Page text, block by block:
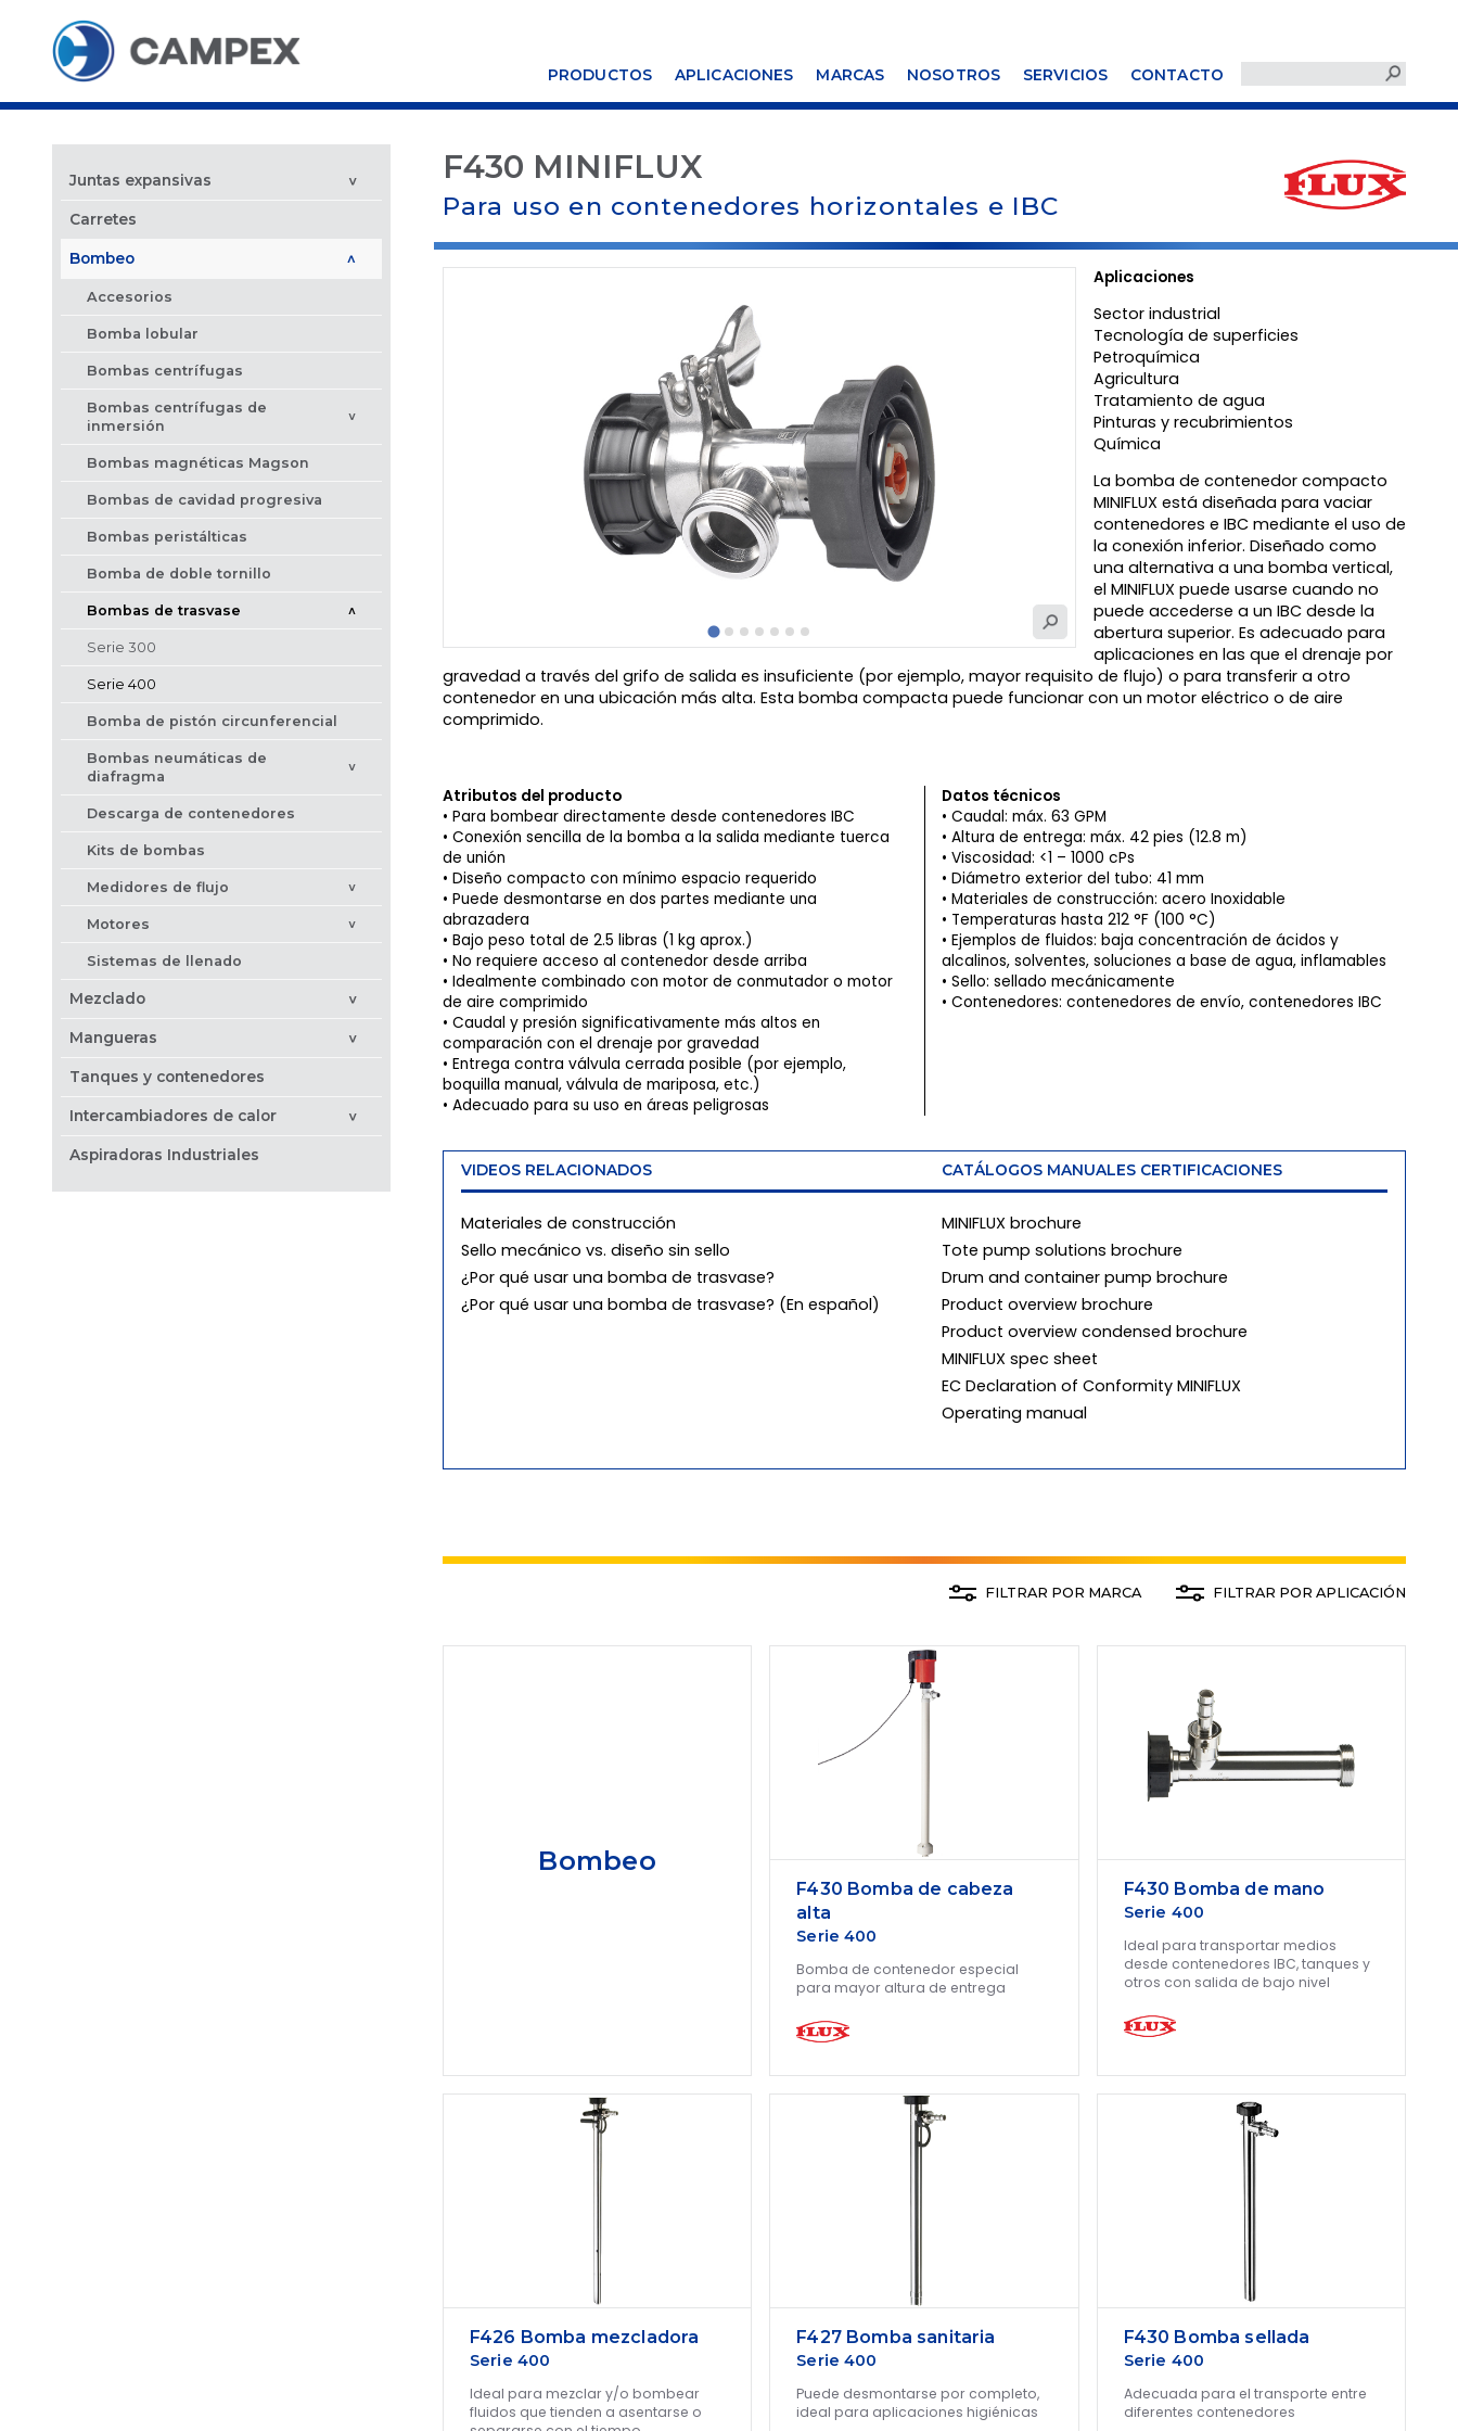
PRODUCTOS APLICACIONES MARCAS NOSOTROS SERVICIOS CONTACTO
Juntas expansivas >
Carretes
Bombeo >
Accesorios
Bomba lobular
Bombas centrífugas
Bombas centrífugas de
inmersión
>
Bombas magnéticas Magson
Bombas de cavidad progresiva
Bombas peristálticas
Bomba de doble tornillo
Bombas de trasvase >
Serie 300
Serie 400
Bomba de pistón circunferencial
Bombas neumáticas de
diafragma
>
Descarga de contenedores
Kits de bombas
Medidores de flujo >
Motores >
Sistemas de llenado
Mezclado >
Mangueras >
Tanques y contenedores
Intercambiadores de calor >
Aspiradoras Industriales
F430 MINIFLUX
Para uso en contenedores horizontales e IBC
Aplicaciones
Sector industrial
Tecnología de superficies
Petroquímica
Agricultura
Tratamiento de agua
Pinturas y recubrimientos
Química
La bomba de contenedor compacto
MINIFLUX está diseñada para vaciar
contenedores e IBC mediante el uso de
la conexión inferior. Diseñado como
una alternativa a una bomba vertical,
el MINIFLUX puede usarse cuando no
puede accederse a un IBC desde la
abertura superior. Es adecuado para
aplicaciones en las que el drenaje por
gravedad a través del grifo de salida es insuficiente (por ejemplo, mayor requisito de flujo) o para transferir a otro
contenedor en una ubicación más alta. Esta bomba compacta puede funcionar con un motor eléctrico o de aire
comprimido.
Atributos del producto
Para bombear directamente desde contenedores IBC
Conexión sencilla de la bomba a la salida mediante tuerca
de unión
Diseño compacto con mínimo espacio requerido
Puede desmontarse en dos partes mediante una
abrazadera
Bajo peso total de 2.5 libras (1 kg aprox.)
No requiere acceso al contenedor desde arriba
Idealmente combinado con motor de conmutador o motor
de aire comprimido
Caudal y presión significativamente más altos en
comparación con el drenaje por gravedad
Entrega contra válvula cerrada posible (por ejemplo,
boquilla manual, válvula de mariposa, etc.)
Adecuado para su uso en áreas peligrosas
Datos técnicos
Caudal: máx. 63 GPM
Altura de entrega: máx. 42 pies (12.8 m)
Viscosidad: <1 – 1000 cPs
Diámetro exterior del tubo: 41 mm
Materiales de construcción: acero Inoxidable
Temperaturas hasta 212 °F (100 °C)
Ejemplos de fluidos: baja concentración de ácidos y
alcalinos, solventes, soluciones a base de agua, inflamables
Sello: sellado mecánicamente
Contenedores: contenedores de envío, contenedores IBC
VIDEOS RELACIONADOS CATÁLOGOS MANUALES CERTIFICACIONES
Materiales de construcción
Sello mecánico vs. diseño sin sello
¿Por qué usar una bomba de trasvase?
¿Por qué usar una bomba de trasvase? (En español)
MINIFLUX brochure
Tote pump solutions brochure
Drum and container pump brochure
Product overview brochure
Product overview condensed brochure
MINIFLUX spec sheet
EC Declaration of Conformity MINIFLUX
Operating manual
FILTRAR POR MARCA FILTRAR POR APLICACIÓN
Bombeo
F430 Bomba de cabeza
alta
Serie 400
Bomba de contenedor especial
para mayor altura de entrega
F430 Bomba de mano
Serie 400
Ideal para transportar medios
desde contenedores IBC, tanques y
otros con salida de bajo nivel
F426 Bomba mezcladora
Serie 400
Ideal para mezclar y/o bombear
fluidos que tienden a asentarse o
F427 Bomba sanitaria
Serie 400
Puede desmontarse por completo,
ideal para aplicaciones higiénicas
F430 Bomba sellada
Serie 400
Adecuada para el transporte entre
diferentes contenedores